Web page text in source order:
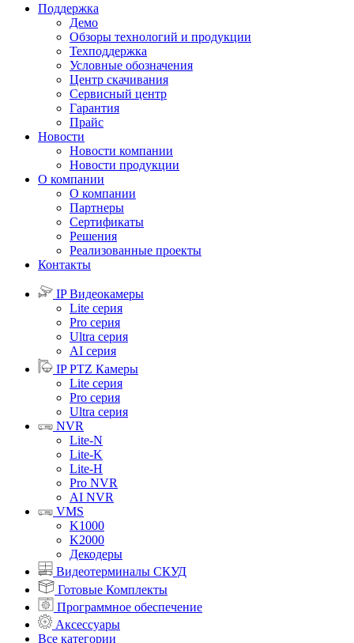
Поддержка
Демо
Обзоры технологий и продукции
Техподдержка
Условные обозначения
Центр скачивания
Сервисный центр
Гарантия
Прайс
Новости
Новости компании
Новости продукции
О компании
О компании
Партнеры
Сертификаты
Решения
Реализованные проекты
Контакты
IP Видеокамеры
Lite серия
Pro серия
Ultra серия
AI серия
IP PTZ Камеры
Lite серия
Pro серия
Ultra серия
NVR
Lite-N
Lite-K
Lite-H
Pro NVR
AI NVR
VMS
K1000
K2000
Декодеры
Видеотерминалы СКУД
Готовые Комплекты
Программное обеспечение
Аксессуары
Все категории